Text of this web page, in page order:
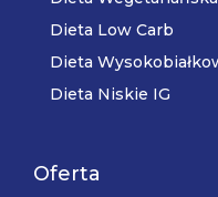
Dieta Low Carb
Dieta
Dieta Niskie IG
Oferta